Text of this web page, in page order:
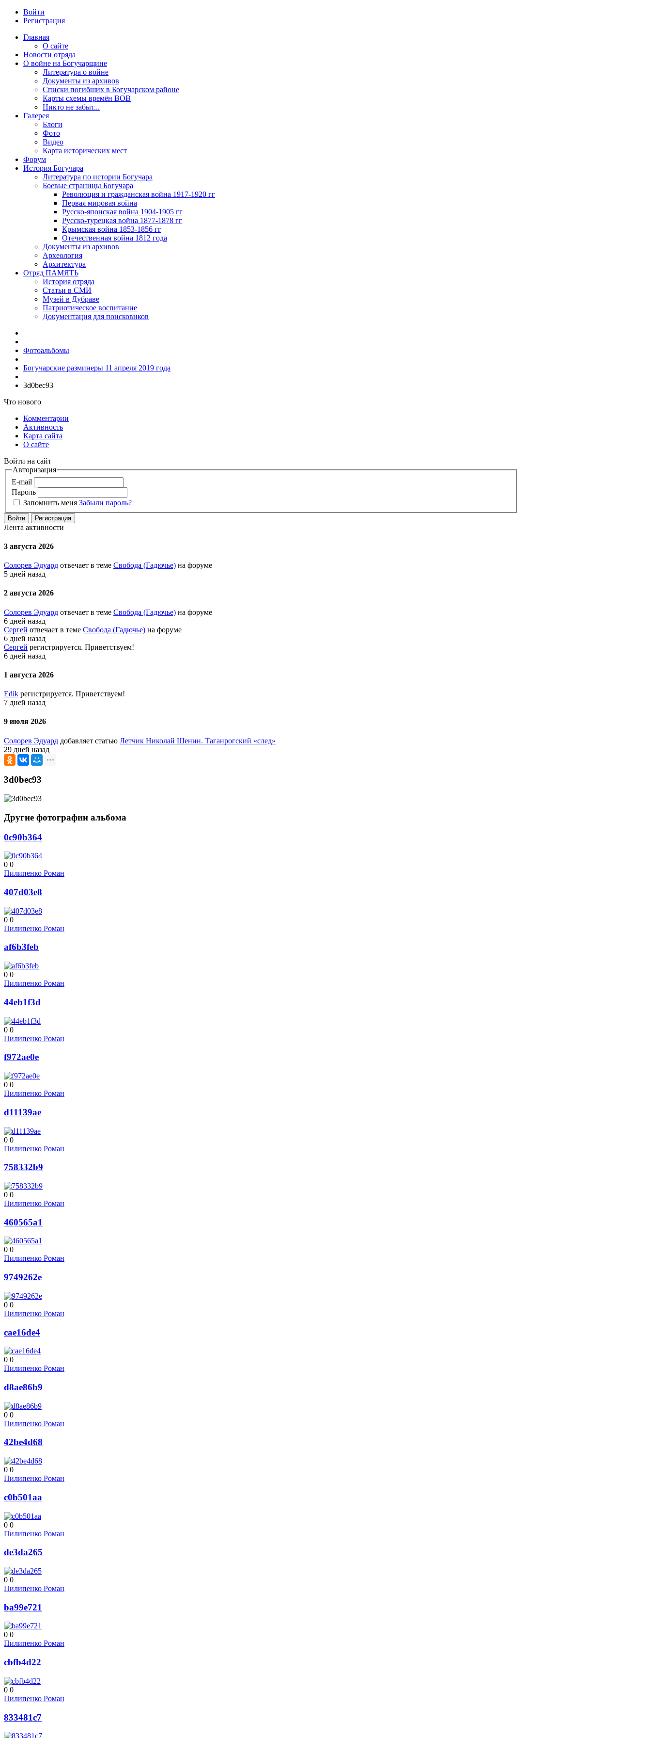
Войти
Регистрация
Главная
О сайте
Новости отряда
О войне на Богучарщине
Литература о войне
Документы из архивов
Списки погибших в Богучарском районе
Карты схемы времён ВОВ
Никто не забыт...
Галерея
Блоги
Фото
Видео
Карта исторических мест
Форум
История Богучара
Литература по истории Богучара
Боевые страницы Богучара
Революция и гражданская война 1917-1920 гг
Первая мировая война
Русско-японская война 1904-1905 гг
Русско-турецкая война 1877-1878 гг
Крымская война 1853-1856 гг
Отечественная война 1812 года
Документы из архивов
Археология
Архитектура
Отряд ПАМЯТЬ
История отряда
Статьи в СМИ
Музей в Дубраве
Патриотическое воспитание
Документация для поисковиков
Фотоальбомы
Богучарские разминеры 11 апреля 2019 года
3d0bec93
Что нового
Комментарии
Активность
Карта сайта
О сайте
Войти на сайт
Авторизация
E-mail
Пароль
Запомнить меня Забыли пароль?
Войти Регистрация
Лента активности
3 августа 2026
Солорев Эдуард отвечает в теме Свобода (Гадючье) на форуме
5 дней назад
2 августа 2026
Солорев Эдуард отвечает в теме Свобода (Гадючье) на форуме
6 дней назад
Сергей отвечает в теме Свобода (Гадючье) на форуме
6 дней назад
Сергей регистрируется. Приветствуем!
6 дней назад
1 августа 2026
Edik регистрируется. Приветствуем!
7 дней назад
9 июля 2026
Солорев Эдуард добавляет статью Летчик Николай Шенин. Таганрогский «след»
29 дней назад
3d0bec93
Другие фотографии альбома
0c90b364
0 0
Пилипенко Роман
407d03e8
0 0
Пилипенко Роман
af6b3feb
0 0
Пилипенко Роман
44eb1f3d
0 0
Пилипенко Роман
f972ae0e
0 0
Пилипенко Роман
d11139ae
0 0
Пилипенко Роман
758332b9
0 0
Пилипенко Роман
460565a1
0 0
Пилипенко Роман
9749262e
0 0
Пилипенко Роман
cae16de4
0 0
Пилипенко Роман
d8ae86b9
0 0
Пилипенко Роман
42be4d68
0 0
Пилипенко Роман
c0b501aa
0 0
Пилипенко Роман
de3da265
0 0
Пилипенко Роман
ba99e721
0 0
Пилипенко Роман
cbfb4d22
0 0
Пилипенко Роман
833481c7